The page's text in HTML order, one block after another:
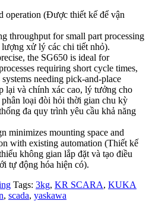
operation (Được thiết kế để vận
throughput for small part processing
xử lý các chi tiết nhỏ).
the SG650 is ideal for
requiring short cycle times,
needing pick-and-place
lại và chính xác cao, lý tưởng cho
loại đòi hỏi thời gian chu kỳ
đa quy trình yêu cầu khả năng
minimizes mounting space and
with existing automation (Thiết kế
không gian lắp đặt và tạo điều
tự động hóa hiện có).
Tags: 3kg, KR SCARA, KUKA
, scada, yaskawa